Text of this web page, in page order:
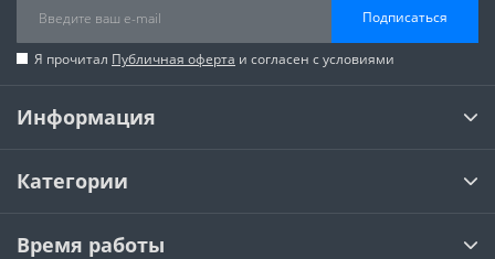
Подписаться
Я прочитал Публичная оферта и согласен с условиями
Информация
Категории
Время работы